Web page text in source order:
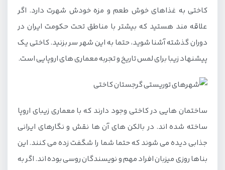
کاختی به غذاهای خوش طعم و مزه خودش شهرت دارد. اگر
علاقه مند هستید که بیشتر با مناطق تحت حکومت ایران در
دوران گذشته آشنا شوید، حتما به این شهر سر بزنید. کاختی یک
پیشنهاد زیبا برای لمس تاریخ و تجربه معماری های اروپایی است.
ساختمان هایی در کاختی وجود دارند که با معماری زیبای اروپا
ساخته شده اند. در بالکن های آن ها نقش و نگارهای ایرانی
جذابی دیده می شوند که حتما شما را شگفت زده می کنند. این
بناها روزی میزبان افراد مهم و نویسندگان روسی بوده اند. اگر به